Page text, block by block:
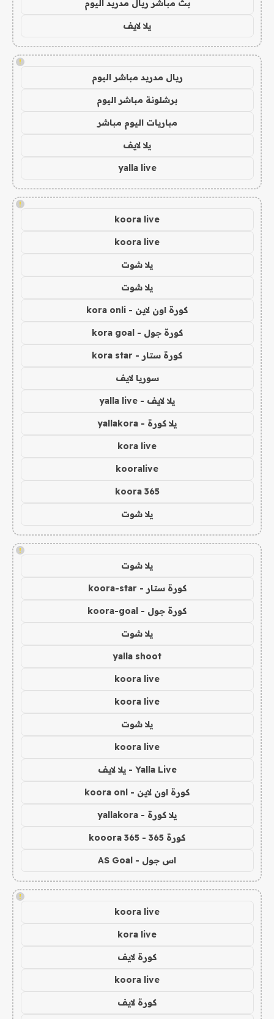
بث مباشر ريال مدريد اليوم
يلا لايف
!
ريال مدريد مباشر اليوم
برشلونة مباشر اليوم
مباريات اليوم مباشر
يلا لايف
yalla live
!
koora live
koora live
يلا شوت
يلا شوت
كورة اون لاين - kora onli
كورة جول - kora goal
كورة ستار - kora star
سوريا لايف
يلا لايف - yalla live
يلا كورة - yallakora
kora live
kooralive
koora 365
يلا شوت
!
يلا شوت
كورة ستار - koora-star
كورة جول - koora-goal
يلا شوت
yalla shoot
koora live
koora live
يلا شوت
koora live
Yalla Live - يلا لايف
كورة اون لاين - koora onl
يلا كورة - yallakora
كورة 365 - kooora 365
اس جول - AS Goal
!
koora live
kora live
كورة لايف
koora live
كورة لايف